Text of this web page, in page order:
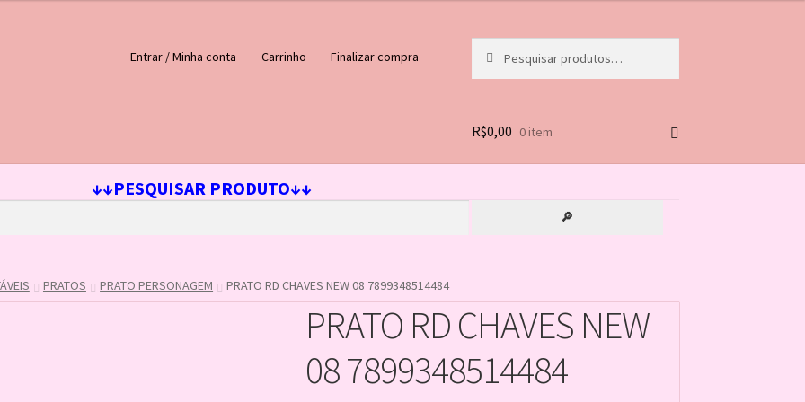
Entrar / Minha conta Carrinho Finalizar compra
por:
R$0,00 0 item
↓↓PESQUISAR PRODUTO↓↓
🔎
PRATOS PRATO PERSONAGEM PRATO RD CHAVES NEW 08 7899348514484
PRATO RD CHAVES NEW
08 7899348514484